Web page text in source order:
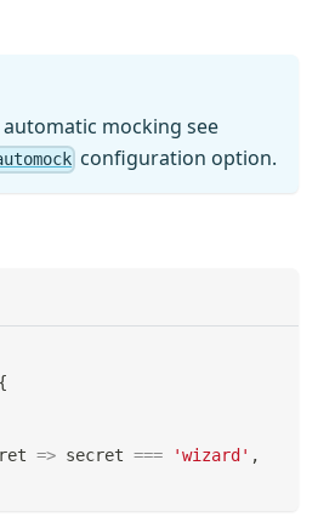
mocking see
configuration option.
{
=> secret === 'wizard' ,